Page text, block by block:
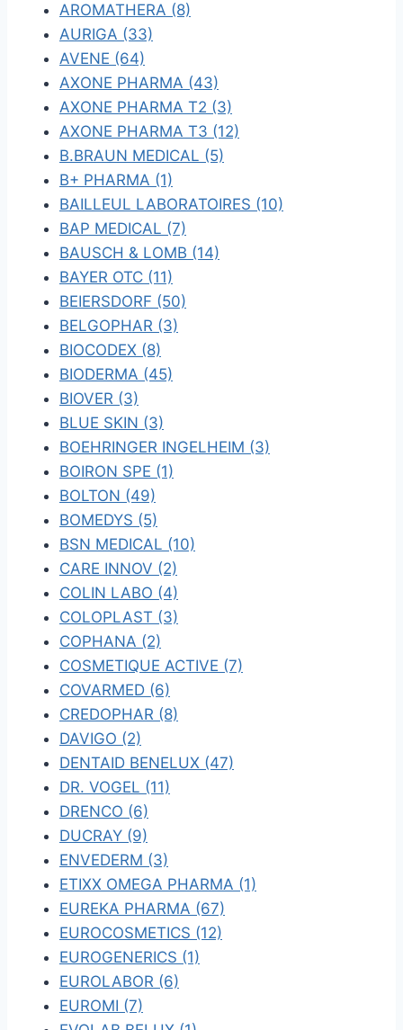
AROMATHERA (8)
AURIGA (33)
AVENE (64)
AXONE PHARMA (43)
AXONE PHARMA T2 (3)
AXONE PHARMA T3 (12)
B.BRAUN MEDICAL (5)
B+ PHARMA (1)
BAILLEUL LABORATOIRES (10)
BAP MEDICAL (7)
BAUSCH & LOMB (14)
BAYER OTC (11)
BEIERSDORF (50)
BELGOPHAR (3)
BIOCODEX (8)
BIODERMA (45)
BIOVER (3)
BLUE SKIN (3)
BOEHRINGER INGELHEIM (3)
BOIRON SPE (1)
BOLTON (49)
BOMEDYS (5)
BSN MEDICAL (10)
CARE INNOV (2)
COLIN LABO (4)
COLOPLAST (3)
COPHANA (2)
COSMETIQUE ACTIVE (7)
COVARMED (6)
CREDOPHAR (8)
DAVIGO (2)
DENTAID BENELUX (47)
DR. VOGEL (11)
DRENCO (6)
DUCRAY (9)
ENVEDERM (3)
ETIXX OMEGA PHARMA (1)
EUREKA PHARMA (67)
EUROCOSMETICS (12)
EUROGENERICS (1)
EUROLABOR (6)
EUROMI (7)